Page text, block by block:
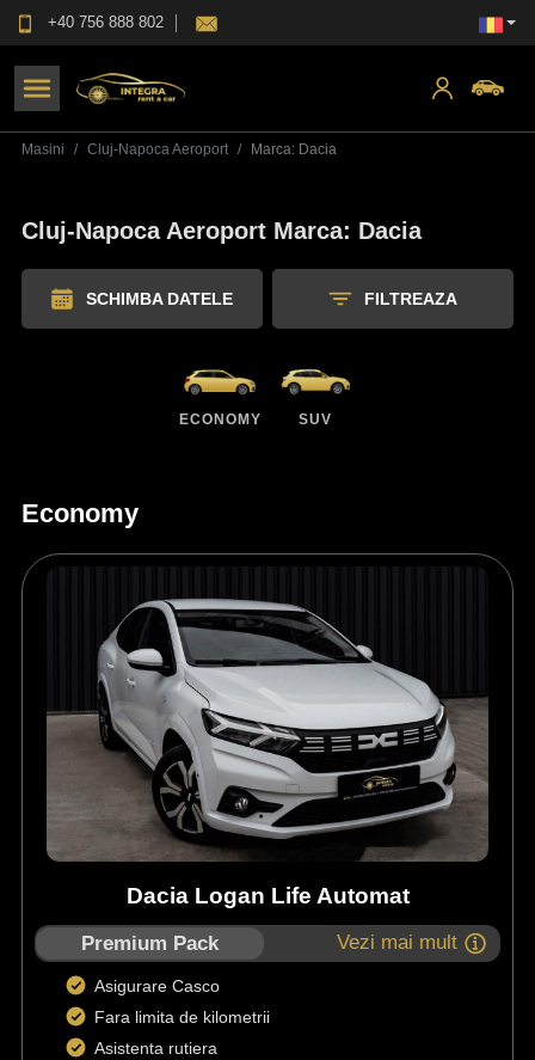
+40 756 888 802
Masini Cluj-Napoca Aeroport Marca: Dacia
Cluj-Napoca Aeroport Marca: Dacia
SCHIMBA DATELE FILTREAZA
ECONOMY SUV
Economy
Dacia Logan Life Automat
Premium Pack Vezi mai mult
Asigurare Casco
Fara limita de kilometrii
Asistenta rutiera